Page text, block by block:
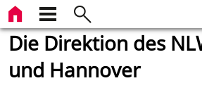
Die Direktion des
und Hannover